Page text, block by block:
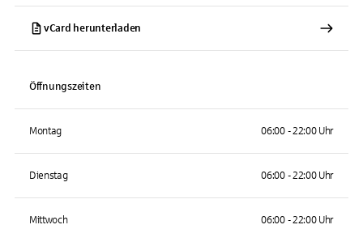
vCard herunterladen
Öffnungszeiten
Montag 06:00 - 22:00 Uhr
Dienstag 06:00 - 22:00 Uhr
Mittwoch 06:00 - 22:00 Uhr